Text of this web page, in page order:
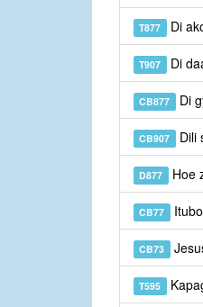
T877 Di
T907 Di
CB877 Di
CB907 Dili
D877 Hoe
CB77
CB73
T595